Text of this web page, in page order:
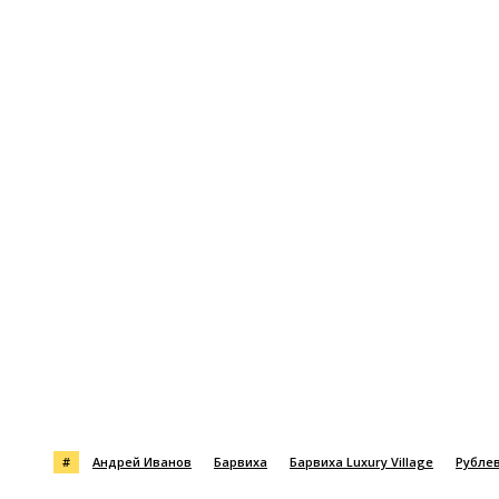
# Андрей Иванов Барвиха Барвиха Luxury Village